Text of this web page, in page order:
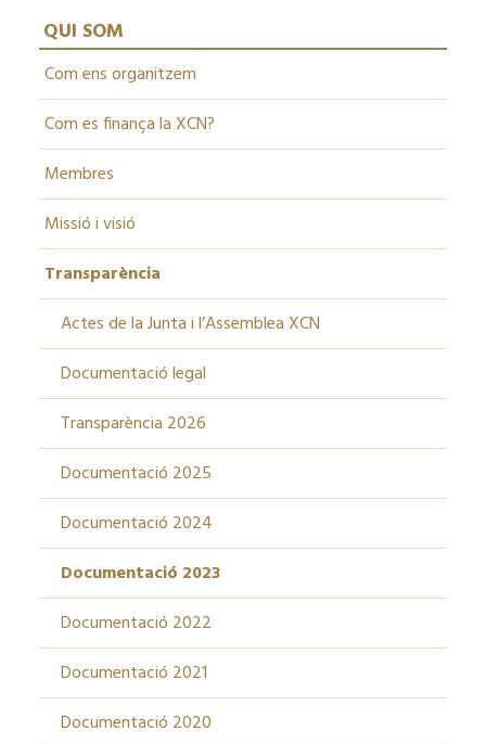
QUI SOM
Com ens organitzem
Com es finança la XCN?
Membres
Missió i visió
Transparència
Actes de la Junta i l’Assemblea XCN
Documentació legal
Transparència 2026
Documentació 2025
Documentació 2024
Documentació 2023
Documentació 2022
Documentació 2021
Documentació 2020